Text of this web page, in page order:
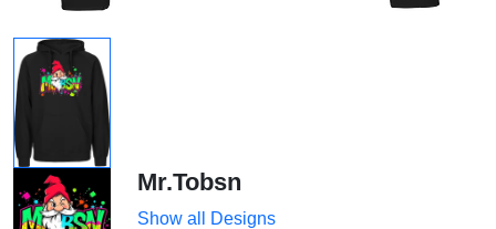
Mr.Tobsn
Show all Designs